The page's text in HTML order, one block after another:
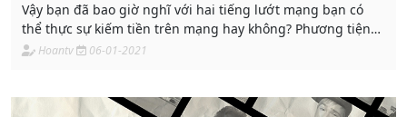
Vậy bạn đã bao giờ nghĩ với hai tiếng lướt mạng bạn có
thể thực sự kiếm tiền trên mạng hay không? Phương tiện
truyền thông các kênh mạng xã hội
Hoantv 06-01-2021